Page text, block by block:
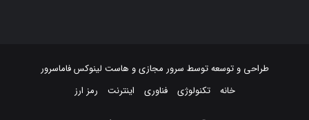
طراحی و توسعه توسط سرور مجازیو هاست لینوکسفاماسرور
خانه
تکنولوژی فناوری اینترنت رمز ارز